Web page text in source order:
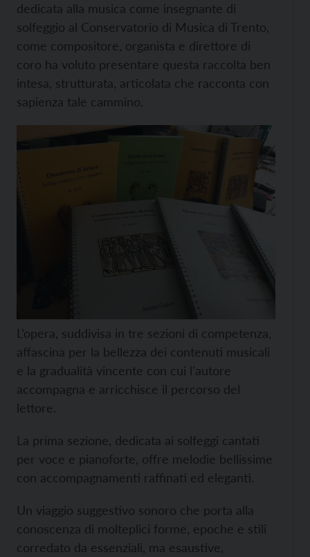
dedicata alla musica come insegnante di
solfeggio al Conservatorio di Musica di Trento,
come compositore, organista e direttore di
coro ha voluto presentare questa raccolta ben
intesa, strutturata, articolata che racconta con
sapienza tale cammino.
L’opera, suddivisa in tre sezioni di competenza,
affascina per la bellezza dei contenuti musicali
e la gradualità vincente con cui l'autore
accompagna e arricchisce il percorso del
lettore.
La prima sezione, dedicata ai solfeggi cantati
per voce e pianoforte, offre melodie bellissime
con accompagnamenti raffinati ed eleganti.
Un viaggio suggestivo sonoro che porta alla
conoscenza di molteplici forme, epoche e stili
corredato da essenziali, ma esaustive,